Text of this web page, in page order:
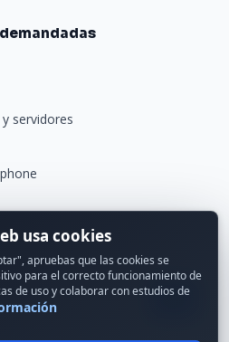
servidores
novedades.
usa cookies
apruebas que las cookies se
para el correcto funcionamiento de
de uso y colaborar con estudios de